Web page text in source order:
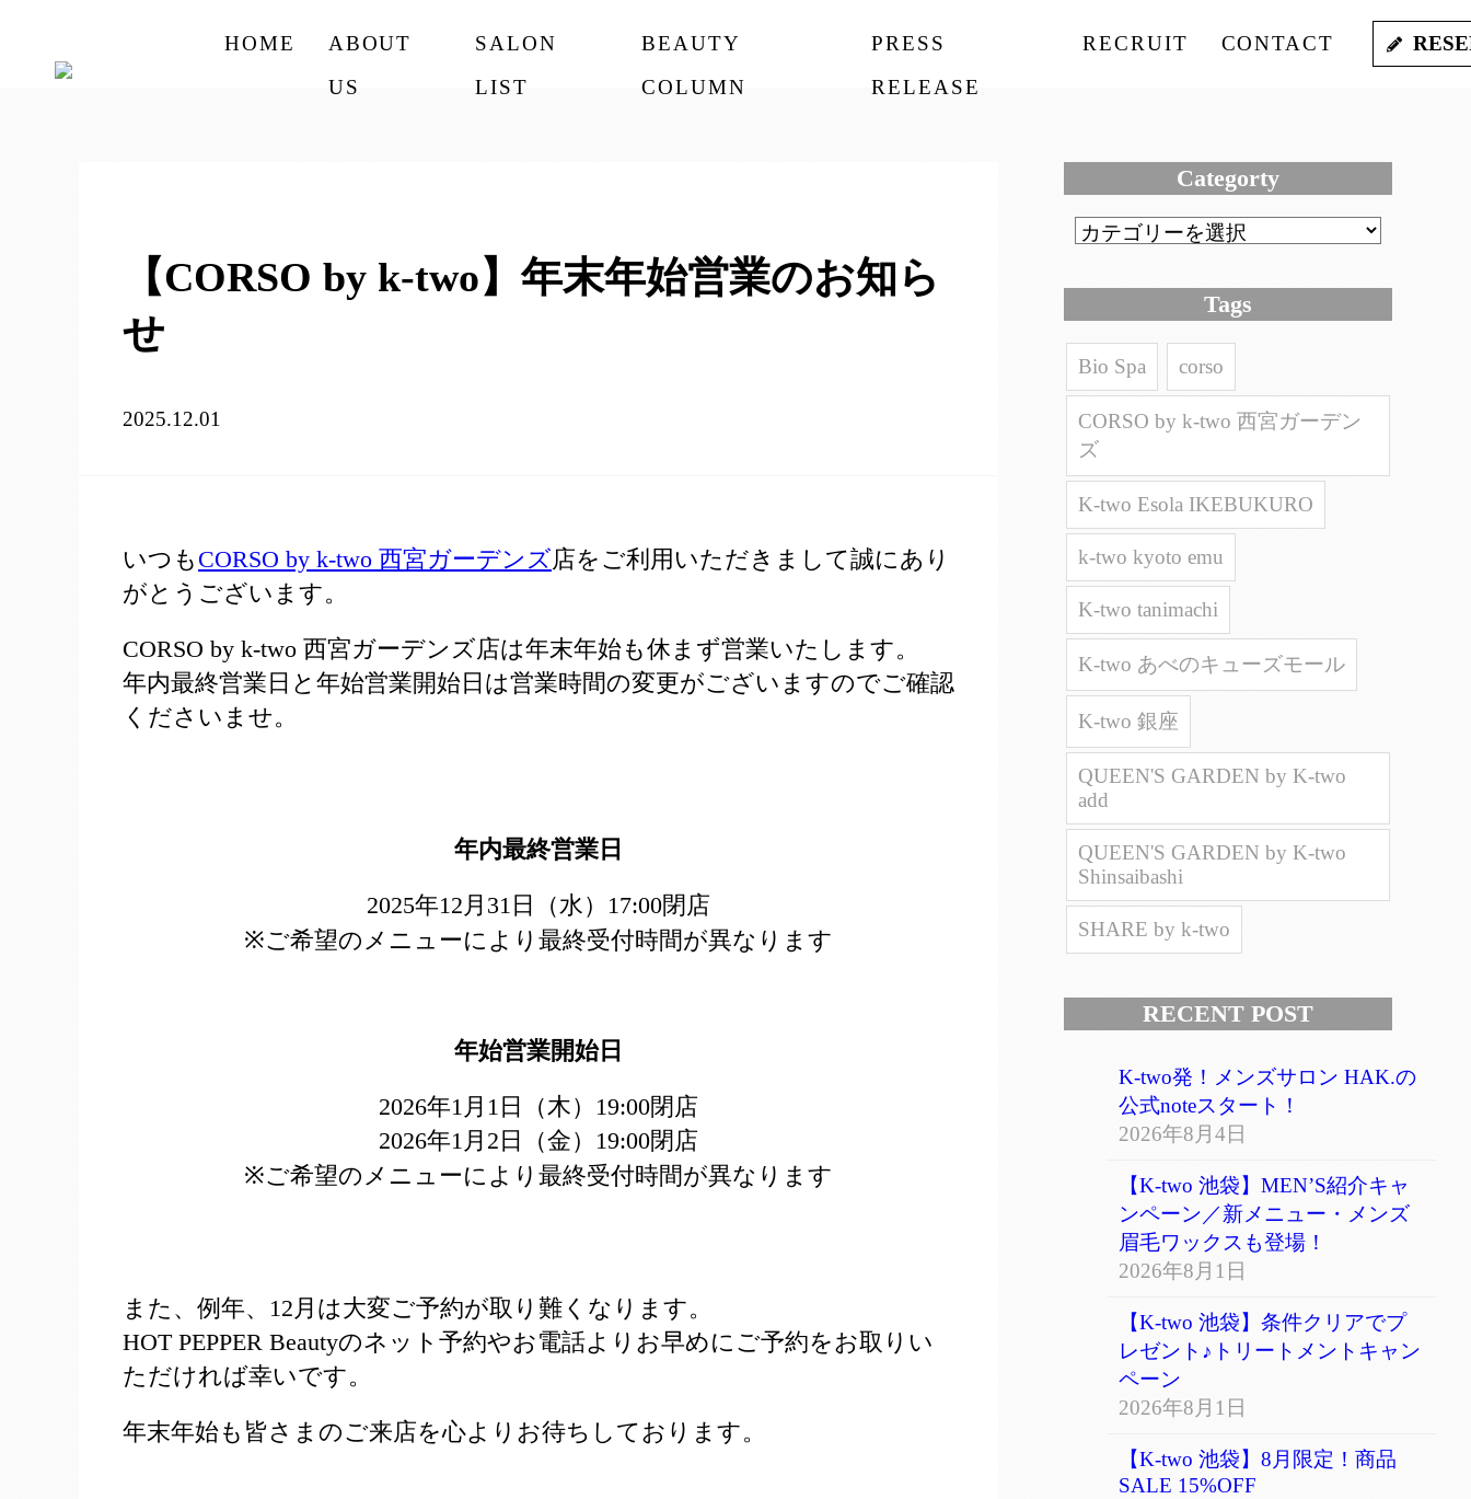
HOME
ABOUT
US
SALON
LIST
BEAUTY
COLUMN
PRESS
RELEASE
RECRUIT CONTACT
【CORSO by k-two】年末年始営業のお知ら
せ
2025.12.01
いつも CORSO by k-two 西宮ガーデンズ店をご利用いただきまして誠にあり
がとうございます。
CORSO by k-two 西宮ガーデンズ店は年末年始も休まず営業いたします。
年内最終営業日と年始営業開始日は営業時間の変更がございますのでご確認
くださいませ。
年内最終営業日
2025年12月31日（水）17:00閉店
※ご希望のメニューにより最終受付時間が異なります
年始営業開始日
2026年1月1日（木）19:00閉店
2026年1月2日（金）19:00閉店
※ご希望のメニューにより最終受付時間が異なります
また、例年、12月は大変ご予約が取り難くなります。
HOT PEPPER Beautyのネット予約やお電話よりお早めにご予約をお取りい
ただければ幸いです。
年末年始も皆さまのご来店を心よりお待ちしております。
Categorty
Tags
Bio Spa corso
CORSO by k-two 西宮ガーデン
ズ
K-two Esola IKEBUKURO
k-two kyoto emu
K-two tanimachi
K-two あべのキューズモール
K-two 銀座
QUEEN'S GARDEN by K-two
add
QUEEN'S GARDEN by K-two
Shinsaibashi
SHARE by k-two
RECENT POST
K-two発！メンズサロン HAK.の
公式noteスタート！
2026年8月4日
【K-two 池袋】MEN’S紹介キャ
ンペーン／新メニュー・メンズ
眉毛ワックスも登場！
2026年8月1日
【K-two 池袋】条件クリアでプ
レゼント♪トリートメントキャン
ペーン
2026年8月1日
【K-two 池袋】8月限定！商品
SALE 15%OFF